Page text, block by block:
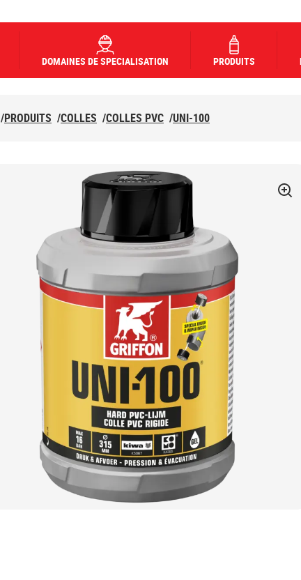
DOMAINES DE SPECIALISATION PRODUITS
/PRODUITS /COLLES /COLLES PVC /UNI-100